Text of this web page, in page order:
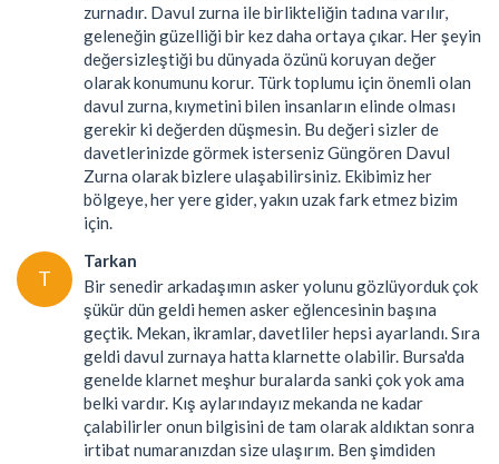
zurnadır. Davul zurna ile birlikteliğin tadına varılır,
geleneğin güzelliği bir kez daha ortaya çıkar. Her şeyin
değersizleştiği bu dünyada özünü koruyan değer
olarak konumunu korur. Türk toplumu için önemli olan
davul zurna, kıymetini bilen insanların elinde olması
gerekir ki değerden düşmesin. Bu değeri sizler de
davetlerinizde görmek isterseniz Güngören Davul
Zurna olarak bizlere ulaşabilirsiniz. Ekibimiz her
bölgeye, her yere gider, yakın uzak fark etmez bizim
için.
T
Tarkan
Bir senedir arkadaşımın asker yolunu gözlüyorduk çok
şükür dün geldi hemen asker eğlencesinin başına
geçtik. Mekan, ikramlar, davetliler hepsi ayarlandı. Sıra
geldi davul zurnaya hatta klarnette olabilir. Bursa'da
genelde klarnet meşhur buralarda sanki çok yok ama
belki vardır. Kış aylarındayız mekanda ne kadar
çalabilirler onun bilgisini de tam olarak aldıktan sonra
irtibat numaranızdan size ulaşırım. Ben şimdiden